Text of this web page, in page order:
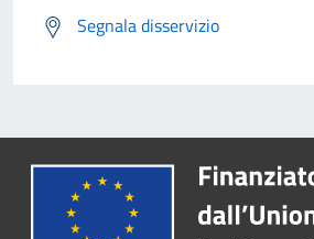
Segnala disservizio